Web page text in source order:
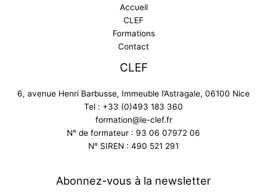
Accueil
CLEF
Formations
Contact
CLEF
6, avenue Henri Barbusse, Immeuble l’Astragale, 06100 Nice
Tel : +33 (0)493 183 360
formation@le-clef.fr
N° de formateur : 93 06 07972 06
N° SIREN : 490 521 291
Abonnez-vous à la newsletter